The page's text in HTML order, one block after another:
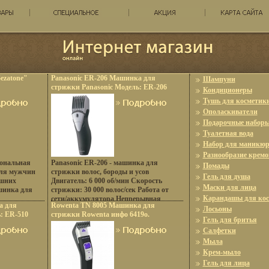
мужчин
для
волос в
для
бороды
его
бритвы
для
для
ER-510
Panasonic ER-206 Машинка для
стрижки Panasonic Модель: ER-206
инфо 6417o.
Panasonic ER-206 - машинка для
стрижки волос, бороды и усов
Двигатель: 6 000 об/мин Скорость
стрижки: 30 000 волос/сек Работа от
сети/аккумулятора Непрерывная
работа от аккумулятора: 50 мин
Зарядка аккубцямымулятора: 8 часов
Длина стрижки: От 2 до 18 мм
Аккумулятор Ni-Mh Лезвия из
нержавеющей стали.
Rowenta TN 8005 Машинка для
стрижки Rowenta инфо 6419o.
Шампуни
Кондиционеры
Тушь для
Ополаскиватели
Подарочные
Туалетная вода
Набор для
Разнообразие
Помады
Гель для душа
Маски для лица
Карандашы для
Лосьоны
Гель для бритья
Салфетки
Мыла
Крем-мыло
Гель для лица